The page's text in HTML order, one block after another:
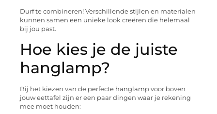
Durf te combineren! Verschillende stijlen en materialen
kunnen samen een unieke look creëren die helemaal
bij jou past.
Hoe kies je de juiste
hanglamp?
Bij het kiezen van de perfecte hanglamp voor boven
jouw eettafel zijn er een paar dingen waar je rekening
mee moet houden: